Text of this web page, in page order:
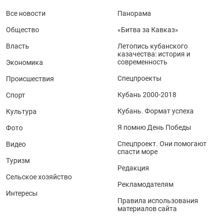
Все новости
Общество
Власть
Экономика
Происшествия
Спорт
Культура
Фото
Видео
Туризм
Сельское хозяйство
Интересы
Панорама
«Битва за Кавказ»
Летопись кубанского
казачества: история и
современность
Спецпроекты
Кубань 2000-2018
Кубань. Формат успеха
Я помню День Победы
Спецпроект. Они помогают
спасти море
Редакция
Рекламодателям
Правила использования
материалов сайта